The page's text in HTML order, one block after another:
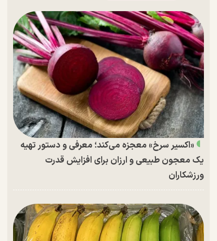
«اکسیر سرخ» معجزه می‌کند؛ معرفی و دستور تهیه
یک معجون طبیعی و ارزان برای افزایش قدرت
ورزشکاران